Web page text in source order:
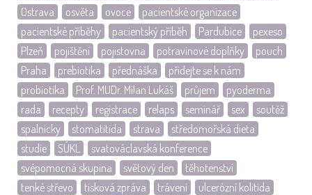
Ostrava
osvěta ovoce
pacientské organizace
pacientské příběhy
pacientský příběh Pardubice
pexeso
Plzeň
pojištění pojistovna potravinové doplňky
pouch
Praha
prebiotika přednáška
přidejte se k nám
probiotika
Prof. MUDr. Milan Lukáš průjem
pyoderma
rada
recepty registrace relaps seminář sex
soutěž
spalnicky
stomatitida strava
středomořská dieta
studie
SÚKL
svatováclavská konference
svépomocná skupina
světový den
těhotenství
tenké střevo
tisková zpráva trávení
ulcerózní kolitida